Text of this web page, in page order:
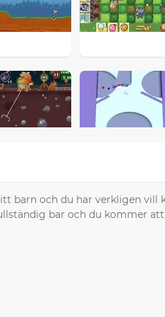
barn och du har verkligen vill
bar och du kommer